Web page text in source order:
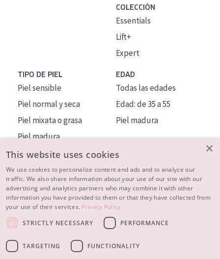
COLECCIÓN
Essentials
Lift+
Expert
TIPO DE PIEL
Piel sensible
Piel normal y seca
Piel mixata o grasa
Piel madura
Piel expuesta al sol
Piel menopáusica
EDAD
Todas las edades
Edad: de 35 a 55
Piel madura
MÁS SOBRE NOSOTROS
INSPIRACIÓN
CONTACTO
© 2023 - 2026 Diadermine
×
This website uses cookies
We use cookies to personalize content and ads and to analyze our
traffic. We also share information about your use of our site with our
advertising and analytics partners who may combine it with other
information you have provided to them or that they have collected from
your use of their services. Privacy Policy
STRICTLY NECESSARY
PERFORMANCE
TARGETING FUNCTIONALITY